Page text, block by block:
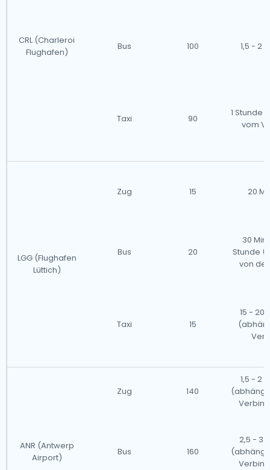
CRL (Charleroi
Flughafen)
Bus 100 1,5 - 2
Taxi 90
1 Stunde
vom
LGG (Flughafen
Lüttich)
Zug 15 20
Bus 20
30
Stunde
von
Taxi 15
15 - 20
ANR (Antwerp
Airport)
Zug 140
1,5 - 2
Bus 160
2,5 - 3